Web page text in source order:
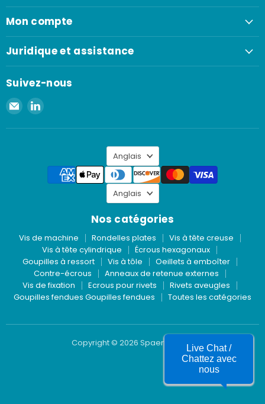
Mon compte
Juridique et assistance
Suivez-nous
Envoyer
un
e-
Spaenaur
Retrouvez-
sur
Langue
Anglais
Nos catégories
Vis de machine Rondelles plates
Vis à tête creuse
Vis à tête cylindrique
Écrous hexagonaux
Goupilles à ressort
Vis à tôle
Oeillets à emboîter
Contre-écrous
Anneaux de retenue externes
Vis de fixation
Ecrous pour rivets
Rivets aveugles
Goupilles fendues Goupilles fendues
Toutes les catégories
Copyright © 2026 Spaenaur Inc.
Langue
Anglais
Live Chat /
Chattez avec
nous